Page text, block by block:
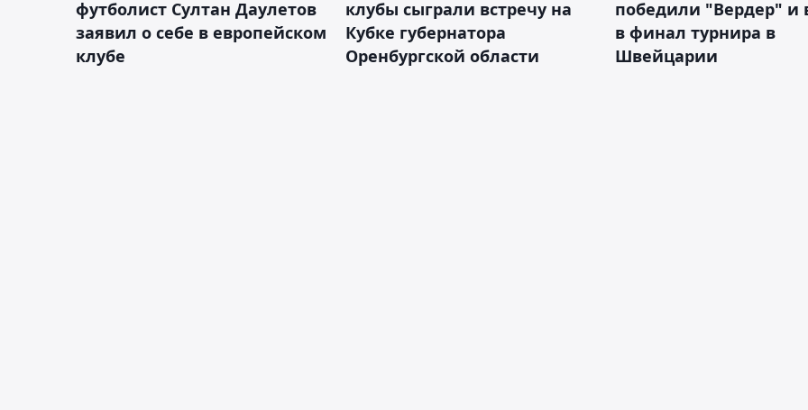
футболист Султан Даулетов
заявил о себе в европейском
клубе
клубы сыграли встречу на
Кубке губернатора
Оренбургской области
победили "Вердер"
в финал турнира в
Швейцарии